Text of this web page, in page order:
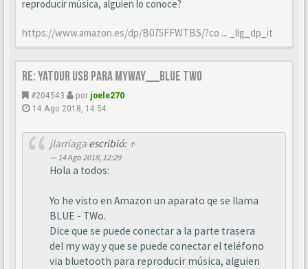
reproducir música, alguien lo conoce?
https://www.amazon.es/dp/B075FFWTBS/?co ... _lig_dp_it
Re: YATOUR usb para MyWay__Blue Two
#204543 por joele270
14 Ago 2018, 14:54
jlarriagaescribió: ↑
14 Ago 2018, 12:29
Hola a todos:
Yo he visto en Amazon un aparato qe se llama
BLUE - TWo.
Dice que se puede conectar a la parte trasera
del my way y que se puede conectar el teléfono
via bluetooth para reproducir música, alguien